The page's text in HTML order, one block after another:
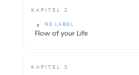
KAPITEL 2
NO LABEL
Flow of your Life
KAPITEL 3